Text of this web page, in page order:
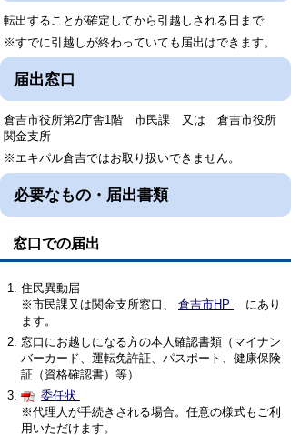
転出することが確定してから引越しされる日まで
※すでに引越しが終わっていても届出はできます。
届出窓口
倉吉市役所第2庁舎1階 市民課 又は 倉吉市役所
関金支所
※エキパル倉吉ではお取り扱いできません。
必要なもの・届出書類
窓口での届出
住民異動届
※市民課又は関金支所窓口、 倉吉市HP
にあり
ます。
窓口にお越しになる方の本人確認書類（マイナン
バーカード、運転免許証、パスポート、健康保険
証（資格確認書）等）
委任状
※代理人が手続きされる場合。任意の様式もご利
用いただけます。